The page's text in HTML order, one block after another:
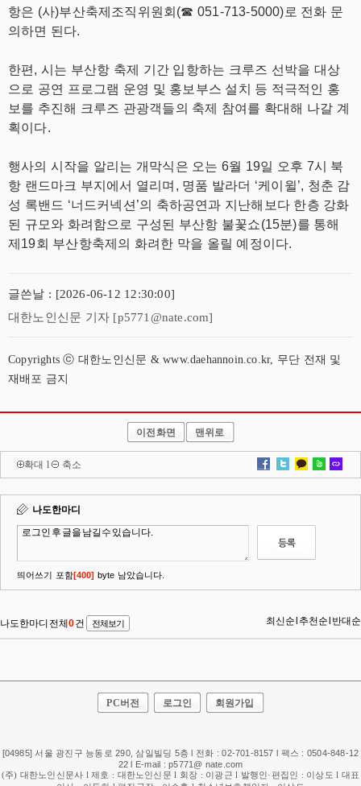
항은 (사)부산축제조직위원회(☎ 051-713-5000)로 전화 문
의하면 된다.
한편, 시는 부산항 축제 기간 입항하는 크루즈 선박을 대상
으로 공연 프로그램 운영 및 홍보부스 설치 등 적극적인 홍
보를 추진해 크루즈 관광객들의 축제 참여를 확대해 나갈 계
획이다.
행사의 시작을 알리는 개막식은 오는 6월 19일 오후 7시 북
항 랜드마크 부지에서 열리며, 명품 발라더 ‘케이윌’, 청춘 감
성 록밴드 ‘너드커넥션’의 축하공연과 지난해보다 한층 강화
된 규모와 화려함으로 구성된 부산항 불꽃쇼(15분)를 통해
제19회 부산항축제의 화려한 막을 올릴 예정이다.
글쓴날 : [2026-06-12 12:30:00]
대한노인신문 기자 [p5771@nate.com]
Copyrights ⓒ 대한노인신문 & www.daehannoin.co.kr, 무단 전재 및
재배포 금지
이전화면 맨위로
확대 l 축소
PC버전 로그인 회원가입
[04985] 서울 광진구 능동로 290, 삼일빌딩 5층 l 전화 : 02-701-8157 l 팩스 : 0504-848-12
22 l E-mail : p5771@ nate.com
(주) 대한노인신문사 l 제호 : 대한노인신문 l 회장 : 이광근 l 발행인·편집인 : 이상도 l 대표